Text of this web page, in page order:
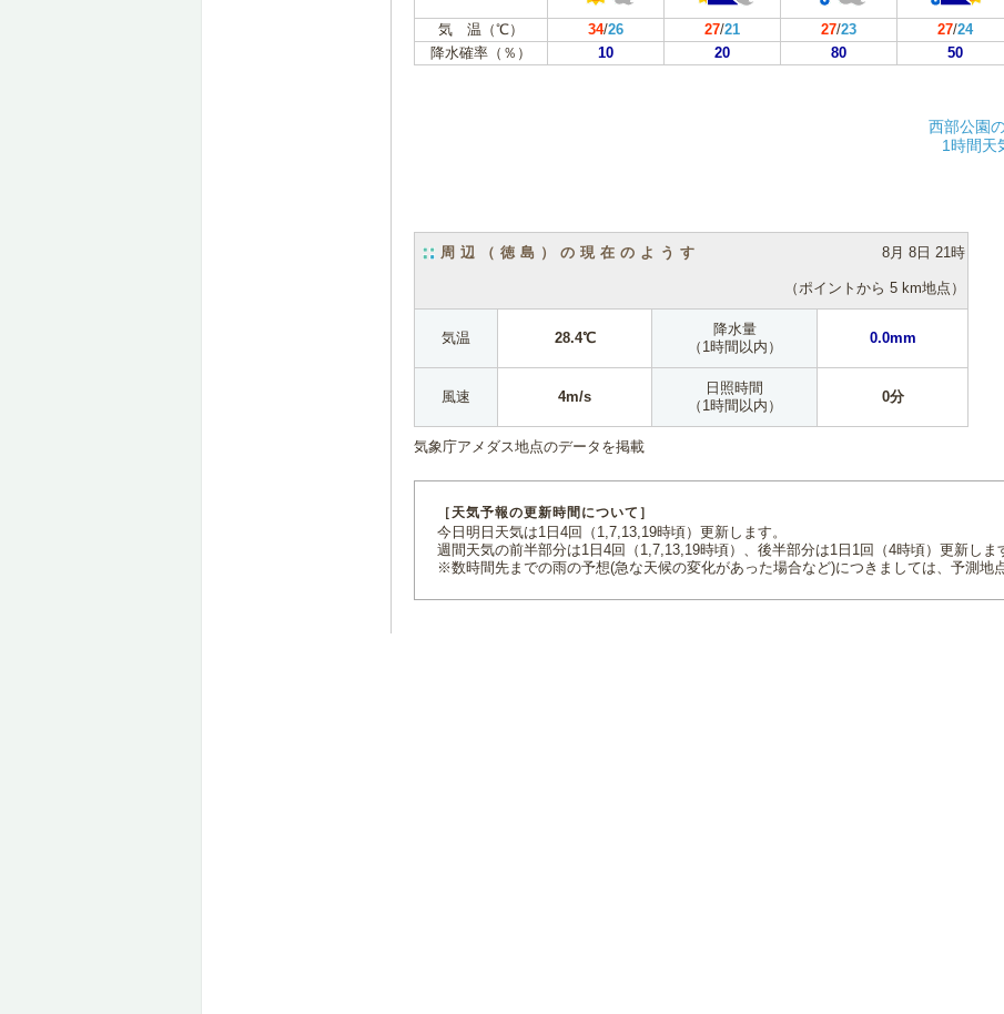
気 温（℃） 34/26 27/21 27/23 27/24
降水確率（％）
10 20 80 50
西部公園
1時間天
周辺（徳島）の現在のようす 8月 8日 21時
（ポイントから 5 km地点）
気温 28.4℃
降水量
（1時間以内）
0.0mm
風速 4m/s
日照時間
（1時間以内）
0分
気象庁アメダス地点のデータを掲載
［天気予報の更新時間について］
今日明日天気は1日4回（1,7,13,19時頃）更新します。
週間天気の前半部分は1日4回（1,7,13,19時頃）、後半部分は1日1回（4時頃）更新しま
※数時間先までの雨の予想(急な天候の変化があった場合など)につきましては、予測地